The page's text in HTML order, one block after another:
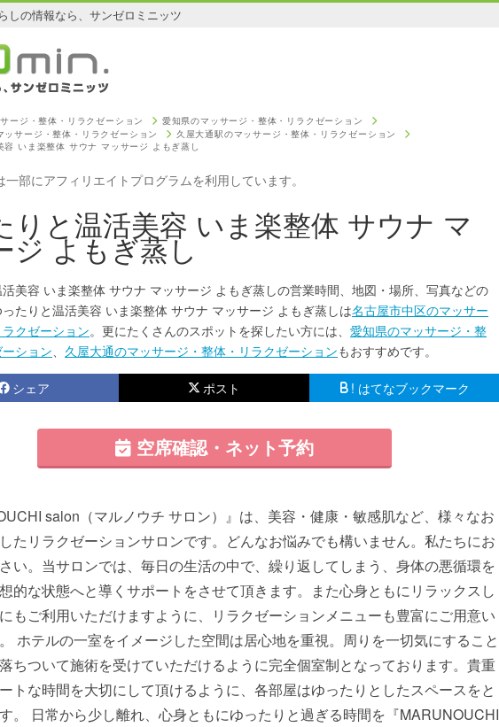
しの情報なら、サンゼロミニッツ
ージ・整体・リラクゼーション
愛知県のマッサージ・整体・リラクゼーション
ッサージ・整体・リラクゼーション
久屋大通駅のマッサージ・整体・リラクゼーション
容 いま楽整体 サウナ マッサージ よもぎ蒸し
一部にアフィリエイトプログラムを利用しています。
りと温活美容 いま楽整体 サウナ マ
ジ よもぎ蒸し
美容 いま楽整体 サウナ マッサージ よもぎ蒸しの営業時間、地図・場所、写真などの
たりと温活美容 いま楽整体 サウナ マッサージ よもぎ蒸しは名古屋市中区のマッサー
クゼーション。更にたくさんのスポットを探したい方には、 愛知県のマッサージ・整
ション
久屋大通のマッサージ・整体・リラクゼーションもおすすめです。
シェア ポスト ! はてなブックマーク
空席確認・ネット予約
salon（マルノウチ サロン）』は、美容・健康・敏感肌など、様々なお
たリラクゼーションサロンです。どんなお悩みでも構いません。私たちにお
い。当サロンでは、毎日の生活の中で、繰り返してしまう、身体の悪循環を
的な状態へと導くサポートをさせて頂きます。また心身ともにリラックスし
もご利用いただけますように、リラクゼーションメニューも豊富にご用意い
ホテルの一室をイメージした空間は居心地を重視。周りを一切気にすること
ちついて施術を受けていただけるように完全個室制となっております。貴重
トな時間を大切にして頂けるように、各部屋はゆったりとしたスペースをと
。 日常から少し離れ、心身ともにゆったりと過ぎる時間を『MARUNOUCHI